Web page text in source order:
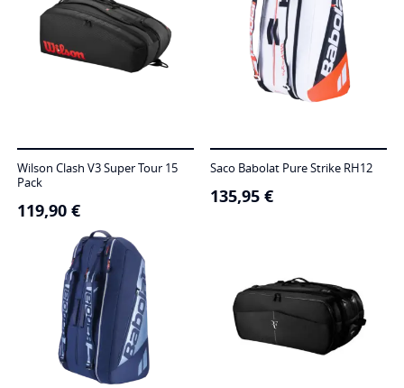
Wilson Clash V3 Super Tour 15
Pack
119,90 €
Saco Babolat Pure Strike RH12
135,95 €